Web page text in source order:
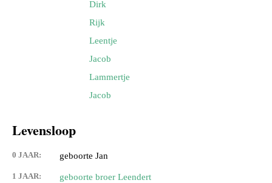
Dirk
Rijk
Leentje
Jacob
Lammertje
Jacob
Levensloop
0 JAAR: geboorte Jan
1 JAAR: geboorte broer Leendert